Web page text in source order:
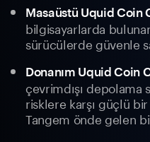
Masaüstü Uquid Coin
bilgisayarlarda
sürücülerde güvenle
Donanım Uquid Coin
çevrimdışı depolama
risklere karşı güçlü
Tangem önde gelen